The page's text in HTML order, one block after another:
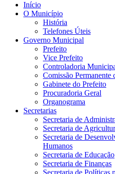
Início
O Município
História
Telefones Úteis
Governo Municipal
Prefeito
Vice Prefeito
Controladoria
Comissão
Gabinete do Prefeito
Procuradoria Geral
Organograma
Secretarias
Secretaria de
Secretaria de
Secretaria de
Humanos
Secretaria de Educação
Secretaria de Finanças
Secretaria de Políticas